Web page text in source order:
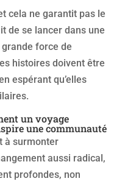
cela ne garantit pas le
de se lancer dans une
force de
histoires doivent être
espérant qu’elles
un voyage
une communauté
à surmonter
aussi radical,
profondes, non